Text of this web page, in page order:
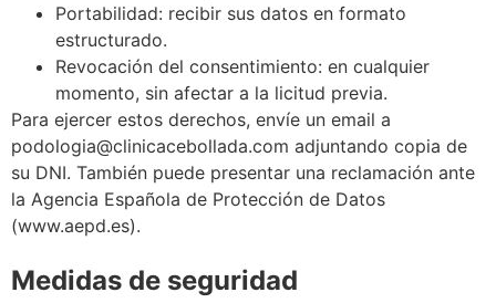
Portabilidad: recibir sus datos en formato
estructurado.
Revocación del consentimiento: en cualquier
momento, sin afectar a la licitud previa.
Para ejercer estos derechos, envíe un email a
podologia@clinicacebollada.com adjuntando copia de
su DNI. También puede presentar una reclamación ante
la Agencia Española de Protección de Datos
(www.aepd.es).
Medidas de seguridad